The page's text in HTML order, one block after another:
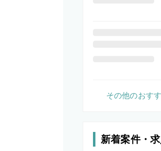
その他のおす
新着案件・求